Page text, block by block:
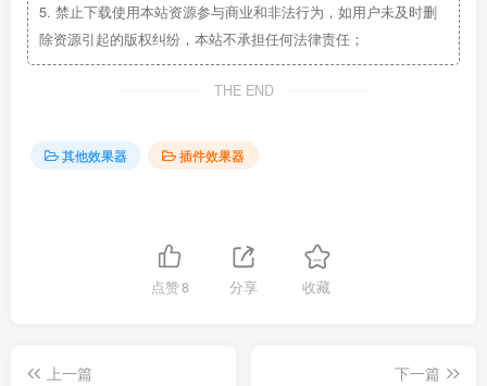
5. 禁止下载使用本站资源参与商业和非法行为，如用户未及时删
除资源引起的版权纠纷，本站不承担任何法律责任；
THE END
其他效果器 插件效果器
点赞8 分享 收藏
上一篇
下一篇